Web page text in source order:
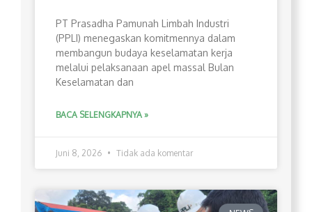
PT Prasadha Pamunah Limbah Industri
(PPLI) menegaskan komitmennya dalam
membangun budaya keselamatan kerja
melalui pelaksanaan apel massal Bulan
Keselamatan dan
BACA SELENGKAPNYA »
Juni 8, 2026 Tidak ada komentar